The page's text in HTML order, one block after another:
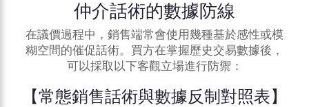
仲介話術的數據防線
在議價過程中，銷售端常會使用幾種基於感性或模
糊空間的催促話術。買方在掌握歷史交易數據後，
可以採取以下客觀立場進行防禦：
【常態銷售話術與數據反制對照表】